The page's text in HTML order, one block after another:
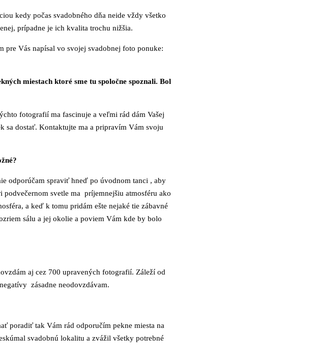
kedy počas svadobného dňa neide vždy všetko
prípadne je ich kvalita trochu nižšia.
pre Vás napísal vo svojej svadobnej foto ponuke:
miestach ktoré sme tu spoločne spoznali. Bol
fotografií ma fascinuje a veľmi rád dám Vašej
sa dostať. Kontaktujte ma a pripravím Vám svoju
odporúčam spraviť hneď po úvodnom tanci , aby
svetle ma príjemnejšiu atmosféru ako
a keď k tomu pridám ešte nejaké tie zábavné
sálu a jej okolie a poviem Vám kde by bolo
aj cez 700 upravených fotografií. Záleží od
zásadne neodovzdávam.
poradiť tak Vám rád odporučím pekne miesta na
svadobnú lokalitu a zvážil všetky potrebné